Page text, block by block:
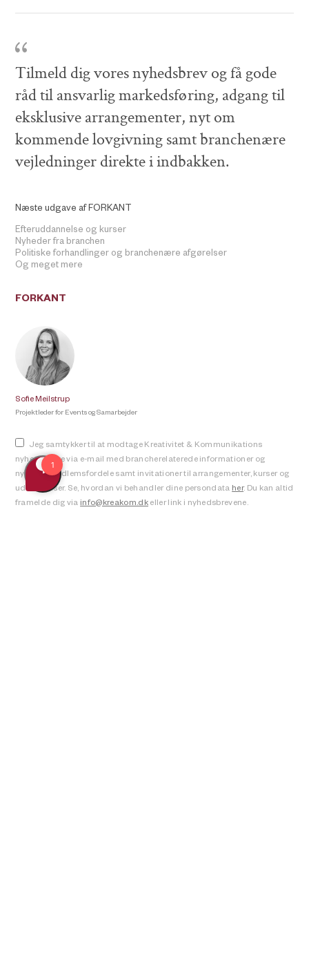
Tilmeld dig vores nyhedsbrev og få gode
råd til ansvarlig markedsføring, adgang til
eksklusive arrangementer, nyt om
kommende lovgivning samt branchenære
vejledninger direkte i indbakken.
Næste udgave af FORKANT
Efteruddannelse og kurser
Nyheder fra branchen
Politiske forhandlinger og branchenære afgørelser
Og meget mere
FORKANT
Sofie Meilstrup
Projektleder for Events og Samarbejder
Jeg samtykker til at modtage Kreativitet & Kommunikations
nyhedsbreve via e-mail med brancherelaterede informationer og
nyheder, medlemsfordele samt invitationer til arrangementer, kurser og
uddannelser. Se, hvordan vi behandler dine persondata her. Du kan altid
framelde dig via info@kreakom.dkeller link i nyhedsbrevene.